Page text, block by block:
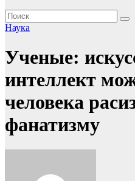
Наука
Ученые:
интеллект
человека
фанатизму